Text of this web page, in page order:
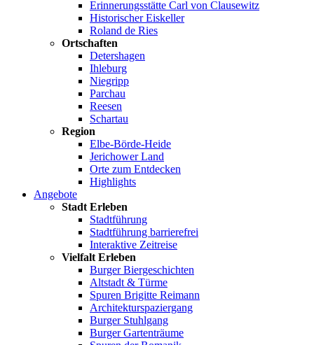
Erinnerungsstätte Carl von Clausewitz
Historischer Eiskeller
Roland de Ries
Ortschaften
Detershagen
Ihleburg
Niegripp
Parchau
Reesen
Schartau
Region
Elbe-Börde-Heide
Jerichower Land
Orte zum Entdecken
Highlights
Angebote
Stadt Erleben
Stadtführung
Stadtführung barrierefrei
Interaktive Zeitreise
Vielfalt Erleben
Burger Biergeschichten
Altstadt & Türme
Spuren Brigitte Reimann
Architekturspaziergang
Burger Stuhlgang
Burger Gartenträume